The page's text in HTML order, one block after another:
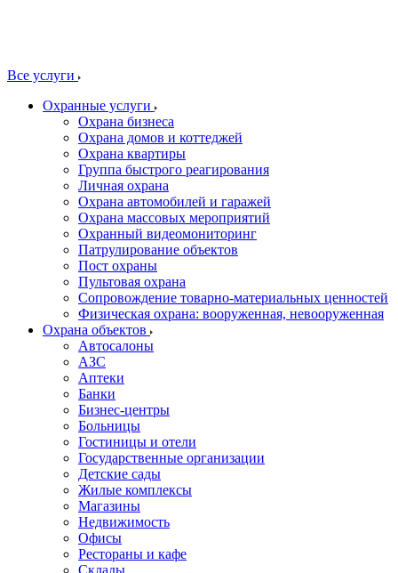
Все услуги
Охранные услуги
Охрана бизнеса
Охрана домов и коттеджей
Охрана квартиры
Группа быстрого реагирования
Личная охрана
Охрана автомобилей и гаражей
Охрана массовых мероприятий
Охранный видеомониторинг
Патрулирование объектов
Пост охраны
Пультовая охрана
Сопровождение товарно-материальных ценностей
Физическая охрана: вооруженная, невооруженная
Охрана объектов
Автосалоны
АЗС
Аптеки
Банки
Бизнес-центры
Больницы
Гостиницы и отели
Государственные организации
Детские сады
Жилые комплексы
Магазины
Недвижимость
Офисы
Рестораны и кафе
Склады